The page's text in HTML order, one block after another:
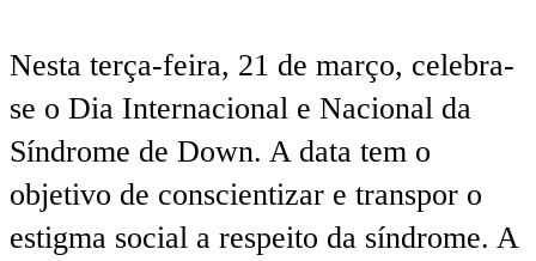
Nesta terça-feira, 21 de março, celebra-
se o Dia Internacional e Nacional da
Síndrome de Down. A data tem o
objetivo de conscientizar e transpor o
estigma social a respeito da síndrome. A